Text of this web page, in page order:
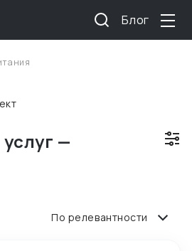
Блог
—
По релевантности